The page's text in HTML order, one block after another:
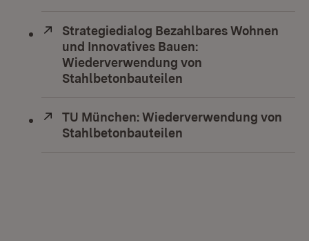
Extern:
Strategiedialog Bezahlbares Wohnen
und Innovatives Bauen:
Wiederverwendung von
Stahlbetonbauteilen
Extern:
TU München: Wiederverwendung von
Stahlbetonbauteilen